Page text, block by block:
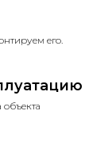
его.